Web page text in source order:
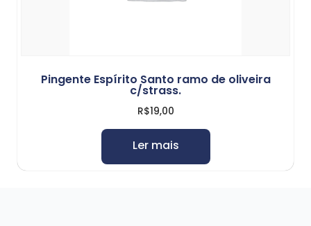
Pingente Espírito Santo ramo de oliveira
c/strass.
R$19,00
Ler mais